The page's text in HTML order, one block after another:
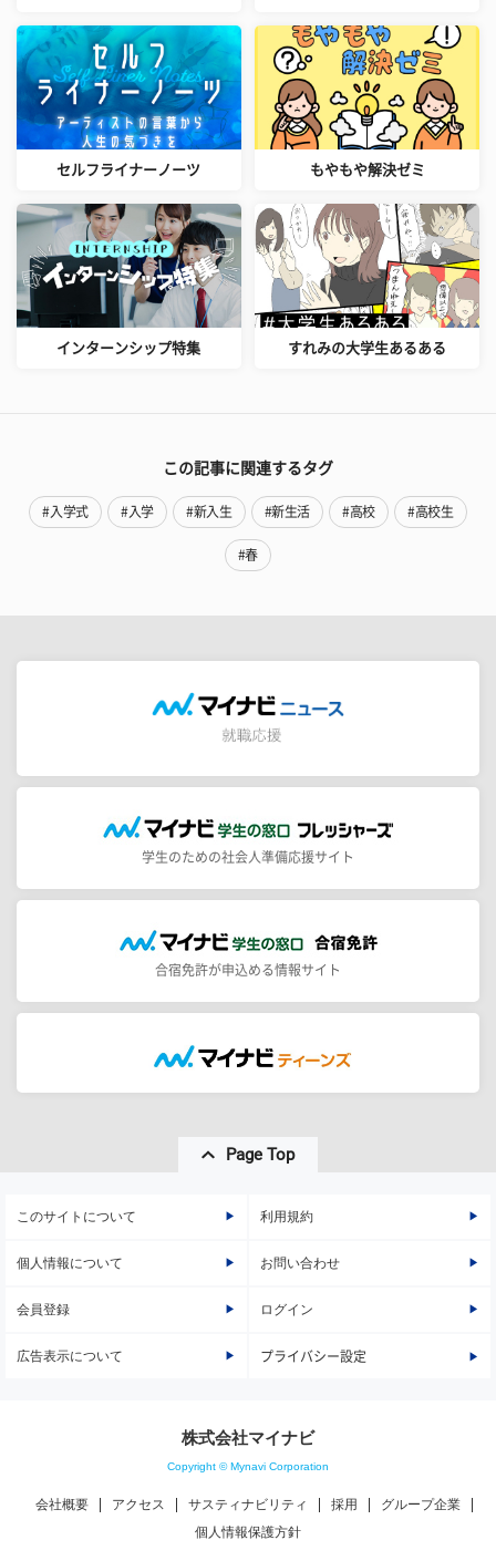
セルフライナーノーツ もやもや解決ゼミ
インターンシップ特集 すれみの大学生あるある
この記事に関連するタグ
#入学式 #入学 #新入生 #新生活 #高校 #高校生
#春
学生のための社会人準備応援サイト
合宿免許が申込める情報サイト
Page Top
このサイトについて 利用規約
個人情報について お問い合わせ
会員登録 ログイン
広告表示について プライバシー設定
株式会社マイナビ
Copyright © Mynavi Corporation
会社概要 アクセス サスティナビリティ 採用
グループ企業
個人情報保護方針